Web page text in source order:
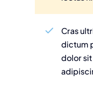
Cras
dictum
dolor